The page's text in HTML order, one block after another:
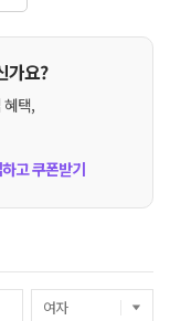
가요?
택,
고 쿠폰받기